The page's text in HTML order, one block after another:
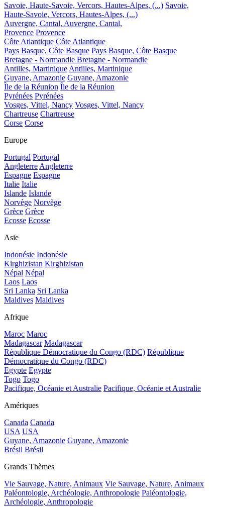
Savoie, Haute-Savoie, Vercors, Hautes-Alpes, (...) Savoie,
Haute-Savoie, Vercors, Hautes-Alpes, (...)
Auvergne, Cantal, Auvergne, Cantal,
Provence Provence
Côte Atlantique Côte Atlantique
Pays Basque, Côte Basque Pays Basque, Côte Basque
Bretagne - Normandie Bretagne - Normandie
Antilles, Martinique Antilles, Martinique
Guyane, Amazonie Guyane, Amazonie
Île de la Réunion Île de la Réunion
Pyrénées Pyrénées
Vosges, Vittel, Nancy Vosges, Vittel, Nancy
Chartreuse Chartreuse
Corse Corse
Europe
Portugal Portugal
Angleterre Angleterre
Espagne Espagne
Italie Italie
Islande Islande
Norvège Norvège
Grèce Grèce
Ecosse Ecosse
Asie
Indonésie Indonésie
Kirghizistan Kirghizistan
Népal Népal
Laos Laos
Sri Lanka Sri Lanka
Maldives Maldives
Afrique
Maroc Maroc
Madagascar Madagascar
République Démocratique du Congo (RDC) République
Démocratique du Congo (RDC)
Egypte Egypte
Togo Togo
Pacifique, Océanie et Australie Pacifique, Océanie et Australie
Amériques
Canada Canada
USA USA
Guyane, Amazonie Guyane, Amazonie
Brésil Brésil
Grands Thèmes
Vie Sauvage, Nature, Animaux Vie Sauvage, Nature, Animaux
Paléontologie, Archéologie, Anthropologie Paléontologie,
Archéologie, Anthropologie